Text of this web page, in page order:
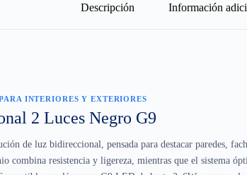
Exterior
Descripción Información
INTERIORES Y EXTERIORES
2 Luces Negro G9
de luz bidireccional, pensada para destacar paredes,
combina resistencia y ligereza, mientras que el sistema